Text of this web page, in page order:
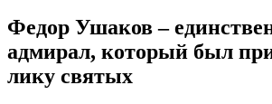
Федор Ушаков –
адмирал, который был
лику святых